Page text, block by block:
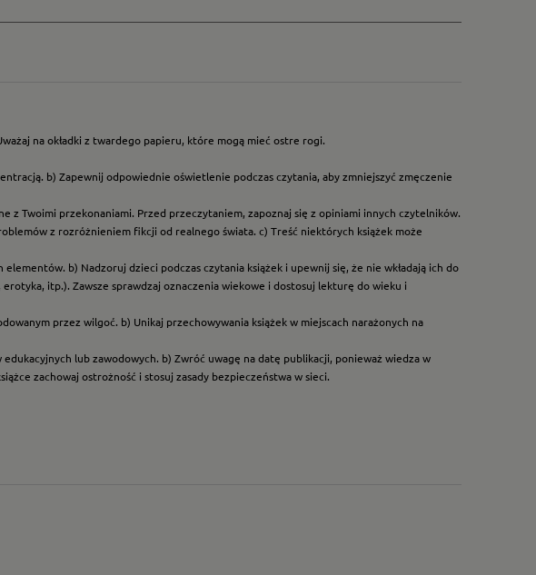
na okładki z twardego papieru, które mogą mieć ostre rogi.
b) Zapewnij odpowiednie oświetlenie podczas czytania, aby zmniejszyć zmęczenie
Twoimi przekonaniami. Przed przeczytaniem, zapoznaj się z opiniami innych czytelników.
z rozróżnieniem fikcji od realnego świata. c) Treść niektórych książek może
elementów. b) Nadzoruj dzieci podczas czytania książek i upewnij się, że nie wkładają ich do
itp.). Zawsze sprawdzaj oznaczenia wiekowe i dostosuj lekturę do wieku i
przez wilgoć. b) Unikaj przechowywania książek w miejscach narażonych na
lub zawodowych. b) Zwróć uwagę na datę publikacji, ponieważ wiedza w
zachowaj ostrożność i stosuj zasady bezpieczeństwa w sieci.